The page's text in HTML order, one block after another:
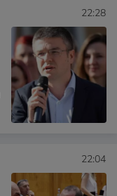
22:28
22:04